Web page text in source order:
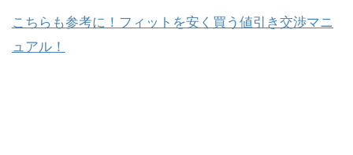
こちらも参考に！フィットを安く買う値引き交渉マニ
ュアル！